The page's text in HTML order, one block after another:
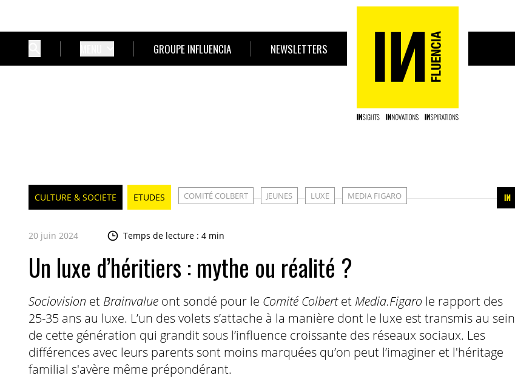
GROUPE INFLUENCIA NEWSLETTERS
CULTURE & SOCIETE ETUDES COMITÉ COLBERT JEUNES LUXE MEDIA FIGARO
20 juin 2024 Temps de lecture : 4 min
Un luxe d’héritiers : mythe ou réalité ?
Sociovision et Brainvalueont sondé pour le Comité Colbertet Media.Figaro le rapport des
25-35 ans au luxe. L’un des volets s’attache à la manière dont le luxe est transmis au sein
de cette génération qui grandit sous l’influence croissante des réseaux sociaux. Les
différences avec leurs parents sont moins marquées qu’on peut l’imaginer et l'héritage
familial s'avère même prépondérant.